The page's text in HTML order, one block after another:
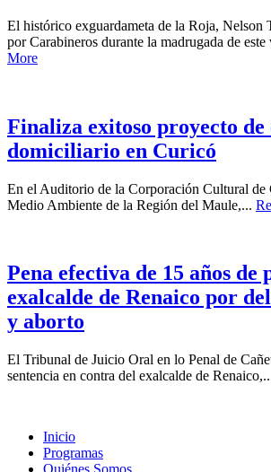
El histórico exguardameta de la Roja, Nelson
por Carabineros durante la madrugada de este
More
Finaliza exitoso proyecto de
domiciliario en Curicó
En el Auditorio de la Corporación Cultural de
Medio Ambiente de la Región del Maule,...
Pena efectiva de 15 años de
exalcalde de Renaico por
y aborto
El Tribunal de Juicio Oral en lo Penal de
sentencia en contra del exalcalde de
Inicio
Programas